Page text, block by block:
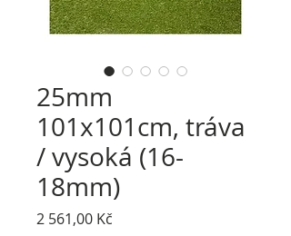
25mm
101x101cm, tráva
/ vysoká (16-
18mm)
2 561,00 Kč